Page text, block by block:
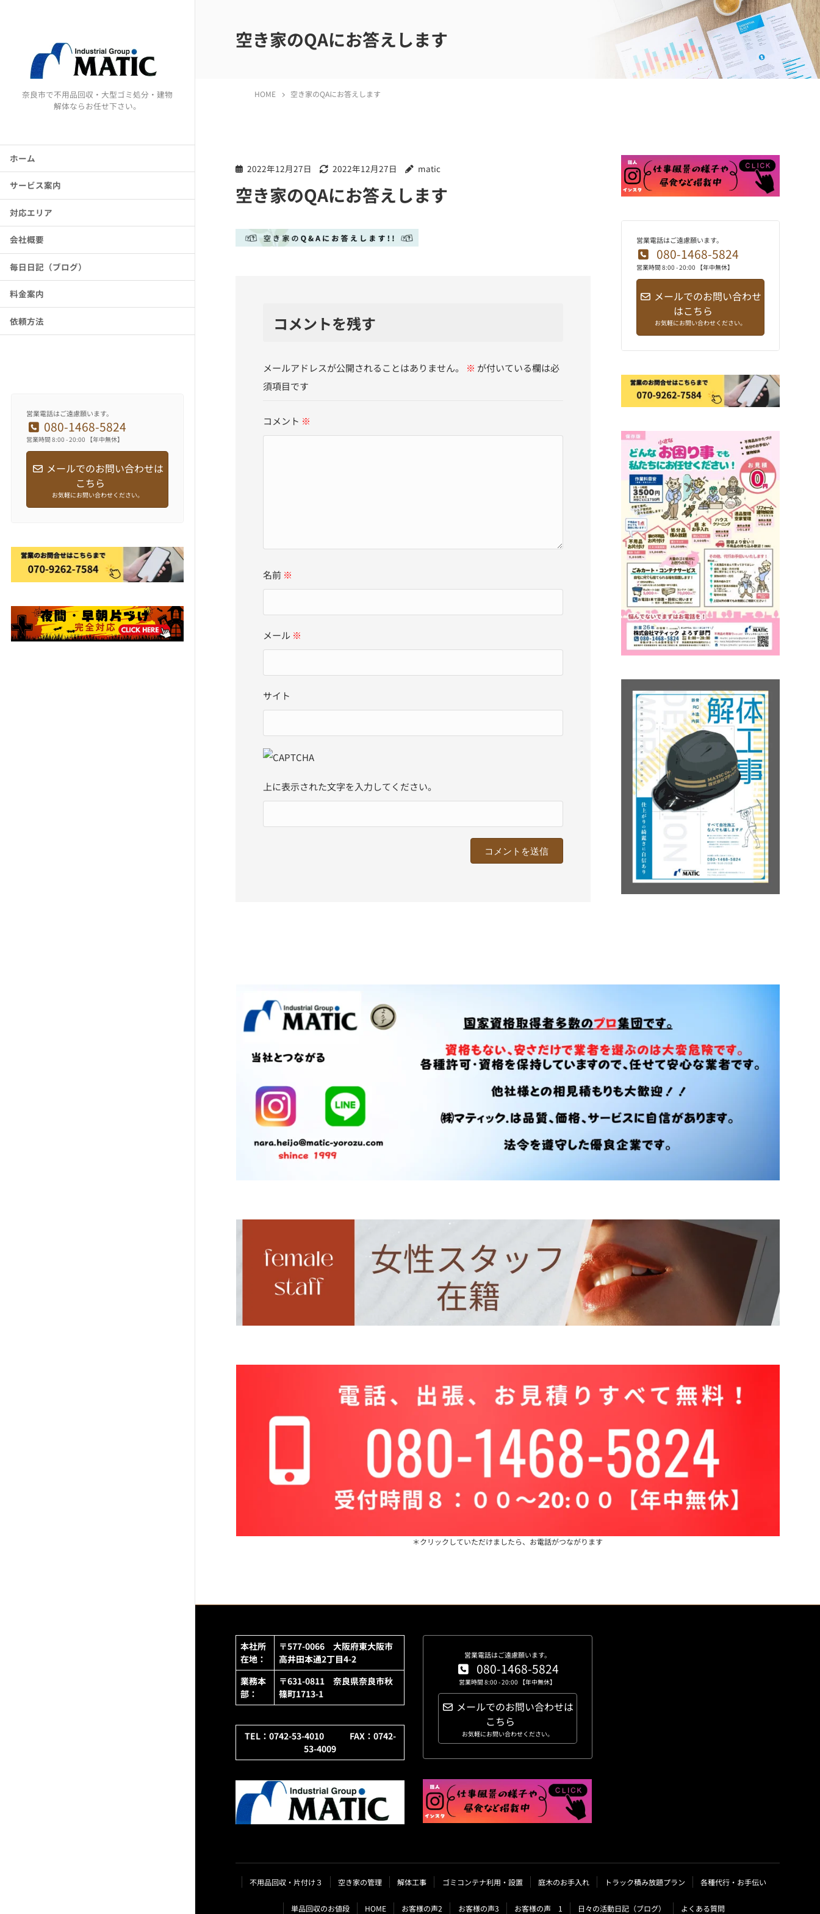
奈良市で不用品回収・大型ゴミ処分・建物
解体ならお任せ下さい。
ホーム
サービス案内
対応エリア
会社概要
毎日日記（ブログ）
料金案内
依頼方法
営業電話はご遠慮願います。
080-1468-5824
営業時間 8:00 - 20:00 【年中無休】
メールでのお問い合わせは
こちら
お気軽にお問い合わせください。
空き家のQAにお答えします
HOME 空き家のQAにお答えします
2022年12月27日 2022年12月27日 matic
空き家のQAにお答えします
コメントを残す
メールアドレスが公開されることはありません。 ※ が付いている欄は必
須項目です
コメント ※
名前 ※
メール ※
サイト
上に表示された文字を入力してください。
営業電話はご遠慮願います。
080-1468-5824
営業時間 8:00 - 20:00 【年中無休】
メールでのお問い合わせ
はこちら
お気軽にお問い合わせください。
＊クリックしていただけましたら、お電話がつながります
本社所
在地：
〒577-0066 大阪府東大阪市
高井田本通2丁目4-2
業務本
部：
〒631-0811 奈良県奈良市秋
篠町1713-1
TEL：0742-53-4010 FAX：0742-
53-4009
営業電話はご遠慮願います。
080-1468-5824
営業時間 8:00 - 20:00 【年中無休】
メールでのお問い合わせは
こちら
お気軽にお問い合わせください。
不用品回収・片付け３ 空き家の管理 解体工事 ゴミコンテナ利用・設置 庭木のお手入れ トラック積み放題プラン 各種代行・お手伝い
単品回収のお値段 HOME お客様の声2 お客様の声3 お客様の声 1 日々の活動日記（ブログ） よくある質問